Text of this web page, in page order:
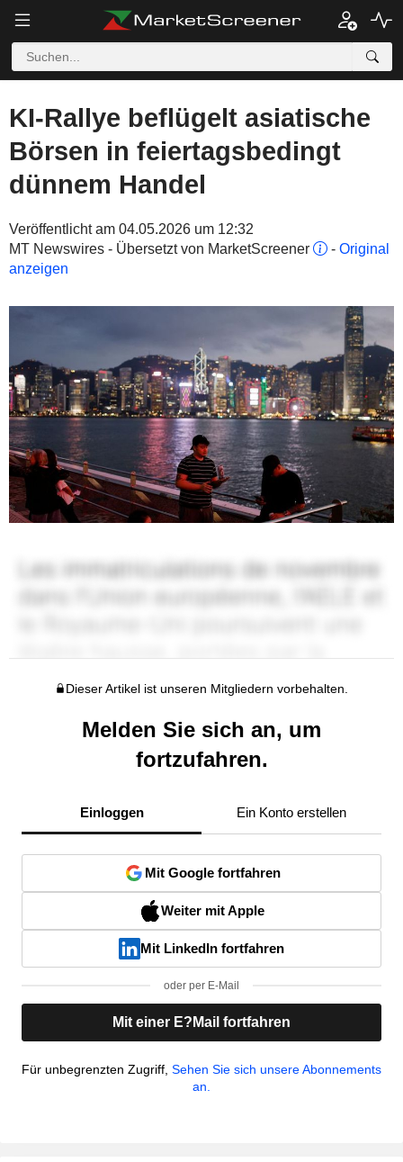
KI-Rallye beflügelt asiatische
Börsen in feiertagsbedingt
dünnem Handel
Veröffentlicht am 04.05.2026 um 12:32
MT Newswires - Übersetzt von MarketScreener
- Original
anzeigen
Dieser Artikel ist unseren Mitgliedern vorbehalten.
Melden Sie sich an, um
fortzufahren.
Einloggen Ein Konto erstellen
Mit Google fortfahren
Weiter mit Apple
Mit LinkedIn fortfahren
oder per E-Mail
Mit einer E?Mail fortfahren
Für unbegrenzten Zugriff, Sehen Sie sich unsere Abonnements
an.